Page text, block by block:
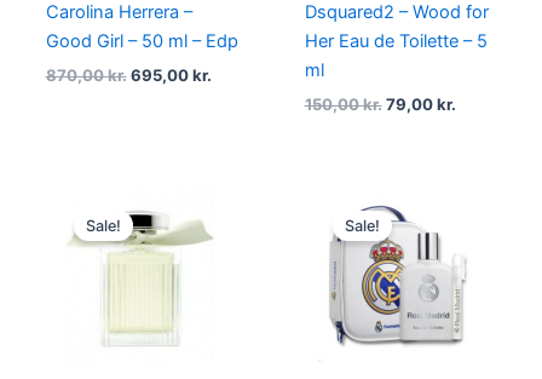
Carolina Herrera –
Good Girl – 50 ml – Edp
870,00kr. 695,00kr.
Dsquared2 – Wood for
Her Eau de Toilette – 5
ml
150,00kr. 79,00kr.
Sale! price
was:
995,00 kr..
is:
Sale! price
was:
299,00 kr..149,00